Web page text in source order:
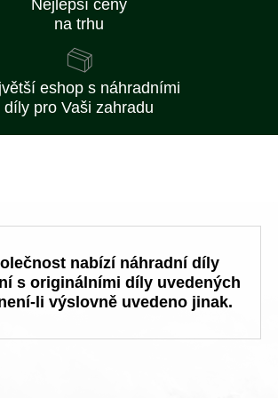
Nejlepší ceny
na trhu
eshop s náhradními
díly pro Vaši zahradu
nabízí náhradní díly
s originálními díly uvedených
li výslovně uvedeno jinak.